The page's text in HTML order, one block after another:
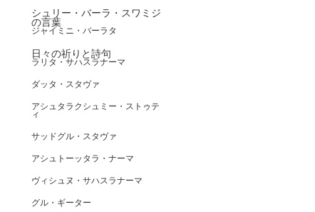
シュリー・バーラ・スワミジ
の言葉
ジャイミニ・バーラタ
日々の祈りと詩句
ラリタ・サハスラナーマ
ダッタ・スタヴァ
アシュタラクシュミー・ストゥテ
ィ
サッドグル・スタヴァ
アシュトーッタラ・ナーマ
ヴィシュヌ・サハスラナーマ
グル・ギーター